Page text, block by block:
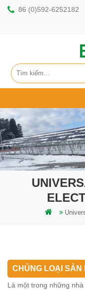
86 (0)592-6252182
CHỦNG LOẠI SẢN
Là một trong những